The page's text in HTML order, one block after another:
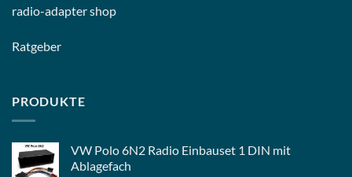
radio-adapter shop
Ratgeber
PRODUKTE
VW Polo 6N2 Radio Einbauset 1 DIN mit
Ablagefach